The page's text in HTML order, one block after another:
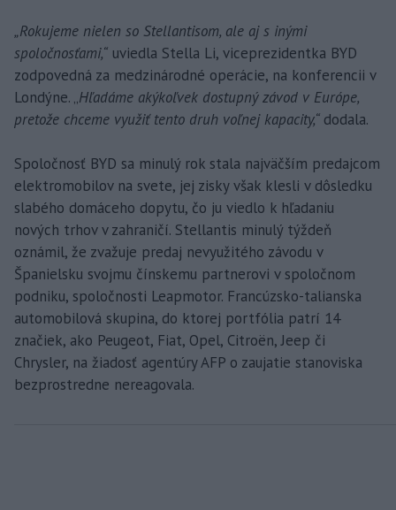
„Rokujeme nielen so Stellantisom, ale aj s inými
spoločnosťami,“ uviedla Stella Li, viceprezidentka BYD
zodpovedná za medzinárodné operácie, na konferencii v
Londýne. „Hľadáme akýkoľvek dostupný závod v Európe,
pretože chceme využiť tento druh voľnej kapacity,“ dodala.
Spoločnosť BYD sa minulý rok stala najväčším predajcom
elektromobilov na svete, jej zisky však klesli v dôsledku
slabého domáceho dopytu, čo ju viedlo k hľadaniu
nových trhov v zahraničí. Stellantis minulý týždeň
oznámil, že zvažuje predaj nevyužitého závodu v
Španielsku svojmu čínskemu partnerovi v spoločnom
podniku, spoločnosti Leapmotor. Francúzsko-talianska
automobilová skupina, do ktorej portfólia patrí 14
značiek, ako Peugeot, Fiat, Opel, Citroën, Jeep či
Chrysler, na žiadosť agentúry AFP o zaujatie stanoviska
bezprostredne nereagovala.